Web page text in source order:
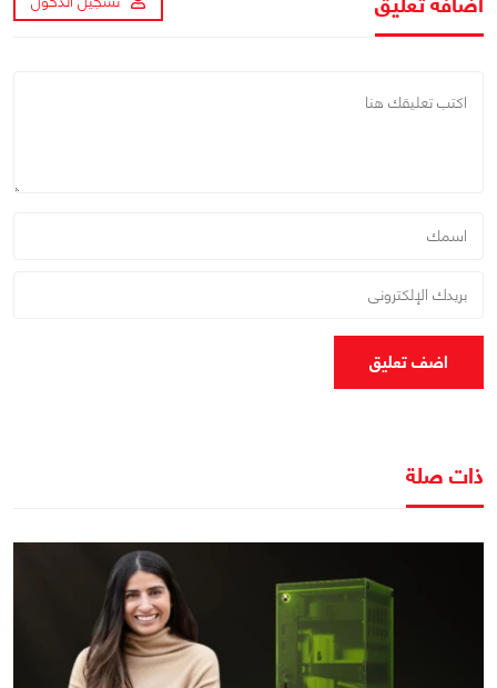
اضف تعليق
ذات صلة